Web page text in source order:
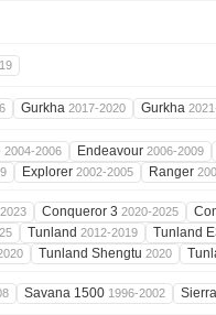
Gurkha 2017-2020 Gurkha
2004-2006 Endeavour 2006-2009
Explorer 2002-2005 Ranger
Conqueror 3 2020-2025
Tunland 2012-2019
Tunland
Tunland Shengtu 2020
Savana 1500 1996-2002